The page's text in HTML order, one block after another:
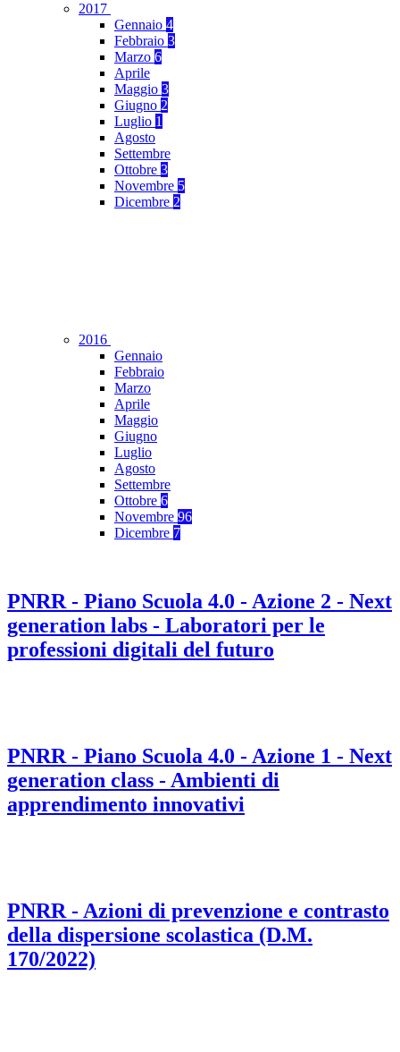
2017
Gennaio 4
Febbraio 3
Marzo 6
Aprile
Maggio 3
Giugno 2
Luglio 1
Agosto
Settembre
Ottobre 3
Novembre 5
Dicembre 2
2016
Gennaio
Febbraio
Marzo
Aprile
Maggio
Giugno
Luglio
Agosto
Settembre
Ottobre 6
Novembre 96
Dicembre 7
PNRR - Piano Scuola 4.0 - Azione 2 - Next
generation labs - Laboratori per le
professioni digitali del futuro
PNRR - Piano Scuola 4.0 - Azione 1 - Next
generation class - Ambienti di
apprendimento innovativi
PNRR - Azioni di prevenzione e contrasto
della dispersione scolastica (D.M.
170/2022)